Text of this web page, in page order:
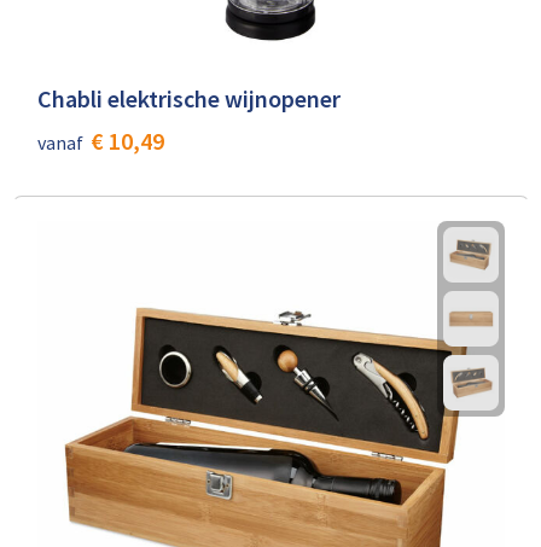
Chabli elektrische wijnopener
vanaf € 10,49